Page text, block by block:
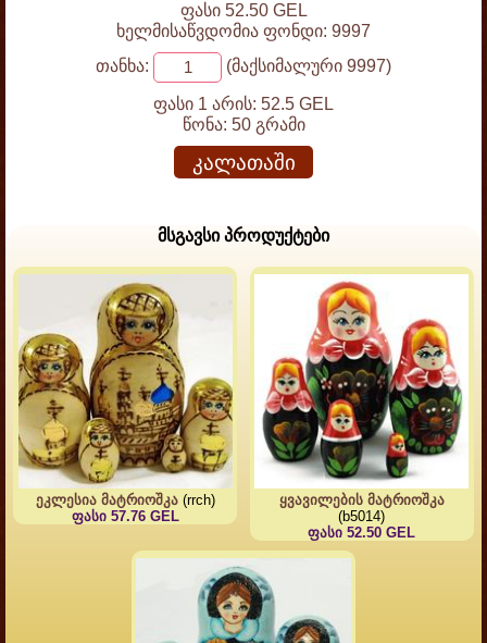
ფასი 52.50 GEL
ხელმისაწვდომია ფონდი: 9997
თანხა:
(მაქსიმალური 9997)
ფასი 1 არის: 52.5 GEL
წონა: 50 გრამი
კალათაში
მსგავსი პროდუქტები
ეკლესია მატრიოშკა(rrch)
ფასი 57.76 GEL
ყვავილების მატრიოშკა
(b5014)
ფასი 52.50 GEL